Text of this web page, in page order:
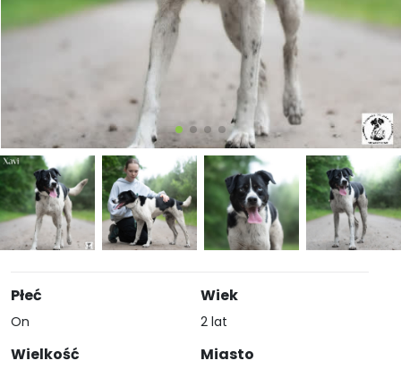
Płeć
On
Wielkość
Wiek
2 lat
Miasto